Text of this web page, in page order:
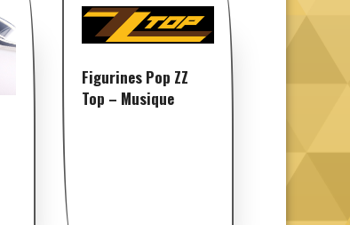
Figurines Pop ZZ
Top – Musique